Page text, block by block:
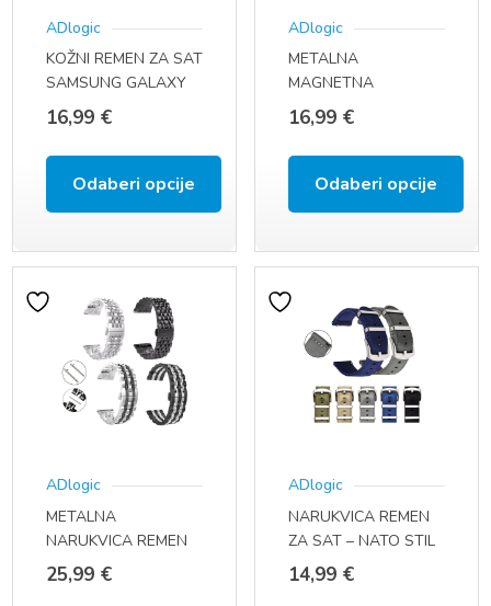
ADlogic
KOŽNI REMEN ZA SAT
SAMSUNG GALAXY
WATCH 3 – 45 MM
(SM-R840 / SM-R845F
/ SM-R845U) (22 MM)
16,99 €
Odaberi opcije
proizvod
ima
varijanti.
Opcije
mogu
odabrati
na
ADlogic
METALNA
MAGNETNA
NARUKVICA
MILANSKA PETLJA,
REMEN ZA SAT (22
MM, QUICK FIT)
16,99 €
Odaberi opcije
proizvod
ima
više
varijanti.
Opcije
mogu
odabrati
na
ADlogic
METALNA
NARUKVICA REMEN
ZA SAT (22 MM,
QUICK FIT)
25,99 €
ADlogic
NARUKVICA REMEN
ZA SAT – NATO STIL
(22 MM, QUICK FIT)
14,99 €